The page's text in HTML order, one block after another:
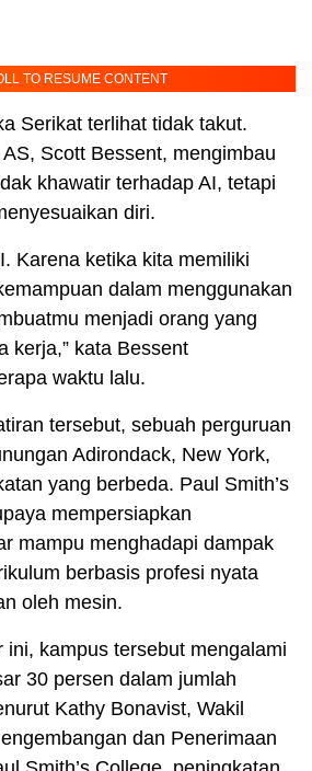
TO RESUME CONTENT
Serikat terlihat tidak takut.
Scott Bessent, mengimbau
khawatir terhadap AI, tetapi
diri.
Karena ketika kita memiliki
dalam menggunakan
menjadi orang yang
kerja,” kata Bessent
waktu lalu.
tersebut, sebuah perguruan
Adirondack, New York,
yang berbeda. Paul Smith’s
mempersiapkan
mampu menghadapi dampak
berbasis profesi nyata
oleh mesin.
ini, kampus tersebut mengalami
30 persen dalam jumlah
Kathy Bonavist, Wakil
dan Penerimaan